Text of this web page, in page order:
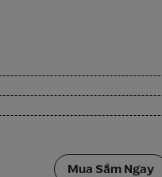
Mua Sắm Ngay